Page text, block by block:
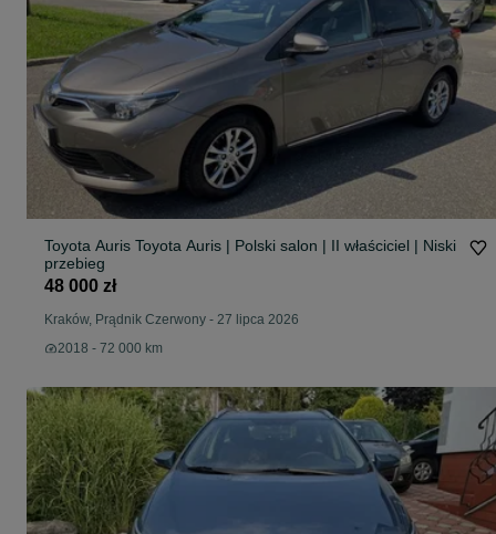
Toyota Auris Toyota Auris | Polski salon | II właściciel | Niski
przebieg
48 000 zł
Kraków, Prądnik Czerwony - 27 lipca 2026
2018 - 72 000 km